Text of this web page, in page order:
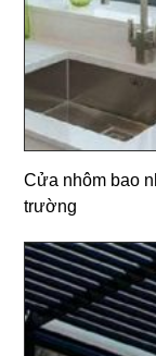
Cửa nhôm bao
trường